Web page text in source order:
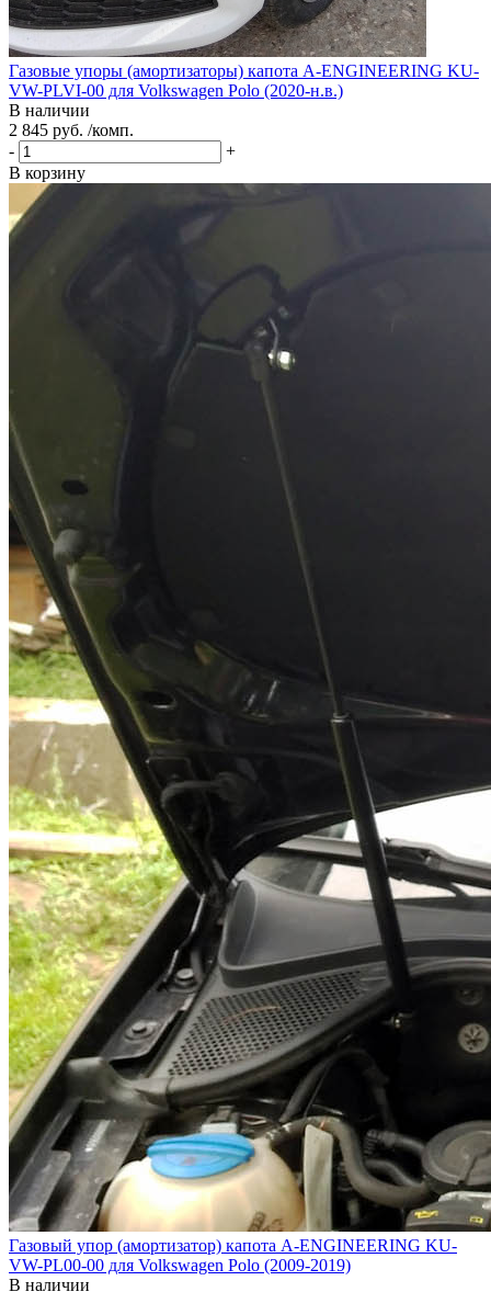
Газовые упоры (амортизаторы) капота A-ENGINEERING KU-
VW-PLVI-00 для Volkswagen Polo (2020-н.в.)
В наличии
2 845 руб. /комп.
-
+
В корзину
Газовый упор (амортизатор) капота A-ENGINEERING KU-
VW-PL00-00 для Volkswagen Polo (2009-2019)
В наличии